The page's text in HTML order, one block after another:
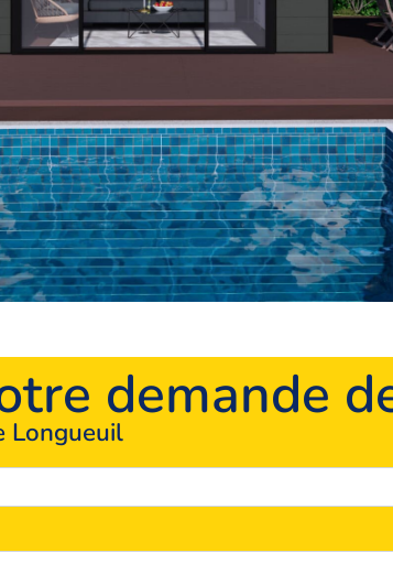
demande
Longueuil